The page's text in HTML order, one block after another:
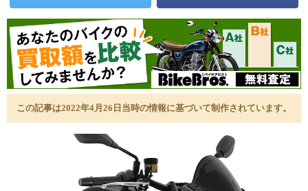
この記事は2022年4月26日当時の情報に基づいて制作されています。